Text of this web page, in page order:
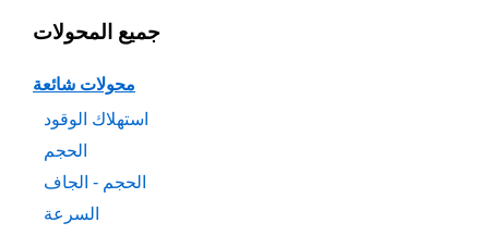
جميع المحولات
محولات شائعة
استهلاك الوقود
الحجم
الحجم - الجاف
السرعة